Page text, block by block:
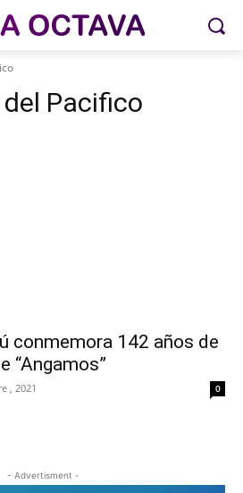
del Pacifico
conmemora 142 años de
“Angamos”
, 2021 0
- Advertisment -